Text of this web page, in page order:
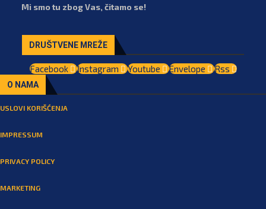
Mi smo tu zbog Vas, čitamo se!
DRUŠTVENE MREŽE
Facebook Instagram Youtube Envelope Rss
O NAMA
USLOVI KORIŠĆENJA
IMPRESSUM
PRIVACY POLICY
MARKETING